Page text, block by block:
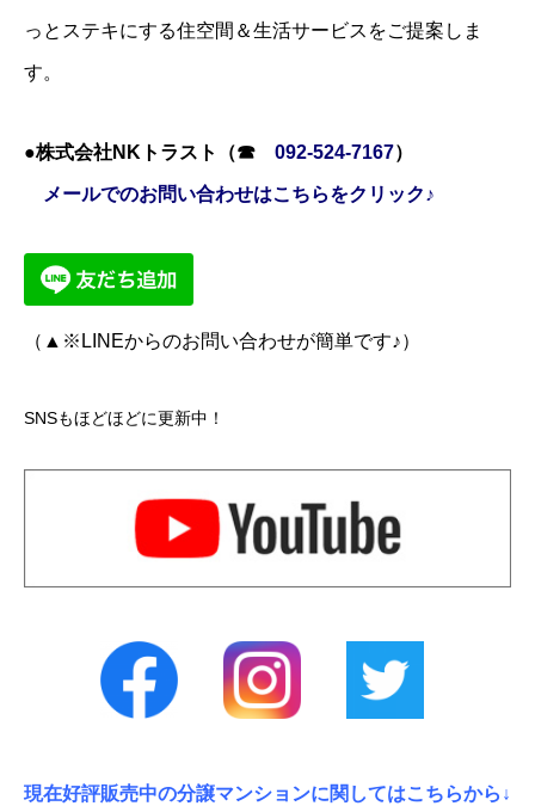
っとステキにする住空間＆生活サービスをご提案しま
す。
●株式会社NKトラスト（☎ 092-524-7167）
メールでのお問い合わせはこちらをクリック♪
（▲※LINEからのお問い合わせが簡単です♪）
SNSもほどほどに更新中！
現在好評販売中の分譲マンションに関してはこちらから↓